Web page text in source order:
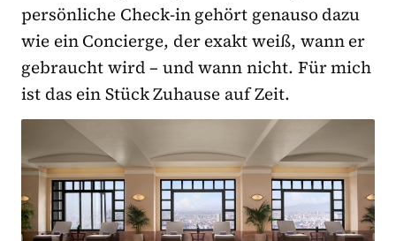
persönliche Check-in gehört genauso dazu
wie ein Concierge, der exakt weiß, wann er
gebraucht wird – und wann nicht. Für mich
ist das ein Stück Zuhause auf Zeit.